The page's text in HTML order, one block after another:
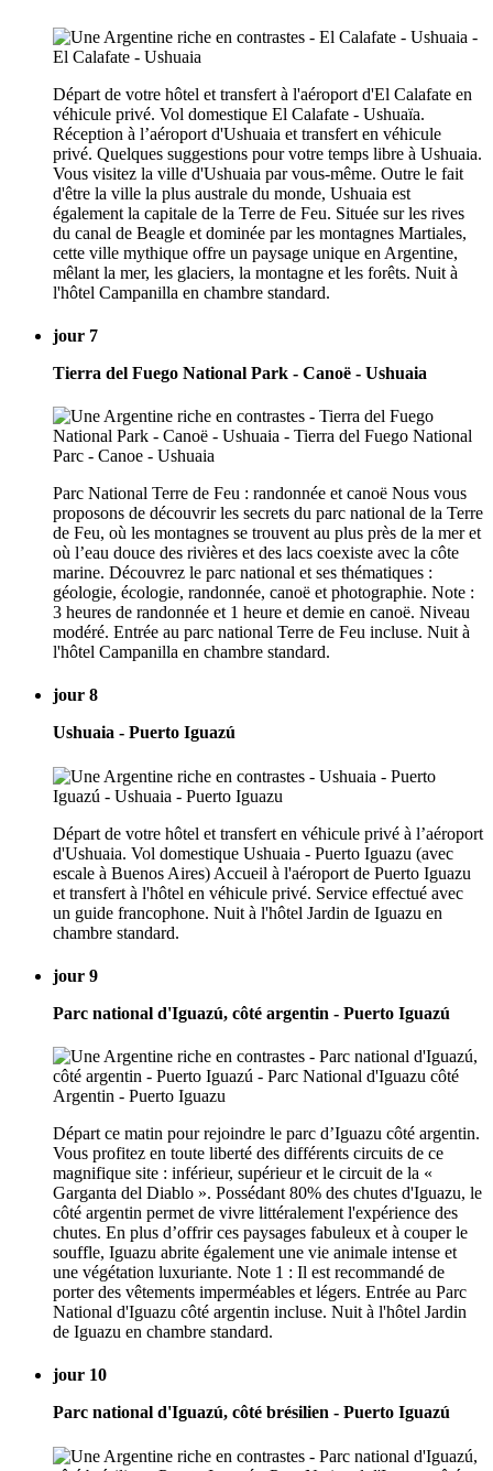
Départ de votre hôtel et transfert à l'aéroport d'El Calafate en
véhicule privé. Vol domestique El Calafate - Ushuaïa.
Réception à l’aéroport d'Ushuaia et transfert en véhicule
privé. Quelques suggestions pour votre temps libre à Ushuaia.
Vous visitez la ville d'Ushuaia par vous-même. Outre le fait
d'être la ville la plus australe du monde, Ushuaia est
également la capitale de la Terre de Feu. Située sur les rives
du canal de Beagle et dominée par les montagnes Martiales,
cette ville mythique offre un paysage unique en Argentine,
mêlant la mer, les glaciers, la montagne et les forêts. Nuit à
l'hôtel Campanilla en chambre standard.
jour 7
Tierra del Fuego National Park - Canoë - Ushuaia
Parc National Terre de Feu : randonnée et canoë Nous vous
proposons de découvrir les secrets du parc national de la Terre
de Feu, où les montagnes se trouvent au plus près de la mer et
où l’eau douce des rivières et des lacs coexiste avec la côte
marine. Découvrez le parc national et ses thématiques :
géologie, écologie, randonnée, canoë et photographie. Note :
3 heures de randonnée et 1 heure et demie en canoë. Niveau
modéré. Entrée au parc national Terre de Feu incluse. Nuit à
l'hôtel Campanilla en chambre standard.
jour 8
Ushuaia - Puerto Iguazú
Départ de votre hôtel et transfert en véhicule privé à l’aéroport
d'Ushuaia. Vol domestique Ushuaia - Puerto Iguazu (avec
escale à Buenos Aires) Accueil à l'aéroport de Puerto Iguazu
et transfert à l'hôtel en véhicule privé. Service effectué avec
un guide francophone. Nuit à l'hôtel Jardin de Iguazu en
chambre standard.
jour 9
Parc national d'Iguazú, côté argentin - Puerto Iguazú
Départ ce matin pour rejoindre le parc d’Iguazu côté argentin.
Vous profitez en toute liberté des différents circuits de ce
magnifique site : inférieur, supérieur et le circuit de la «
Garganta del Diablo ». Possédant 80% des chutes d'Iguazu, le
côté argentin permet de vivre littéralement l'expérience des
chutes. En plus d’offrir ces paysages fabuleux et à couper le
souffle, Iguazu abrite également une vie animale intense et
une végétation luxuriante. Note 1 : Il est recommandé de
porter des vêtements imperméables et légers. Entrée au Parc
National d'Iguazu côté argentin incluse. Nuit à l'hôtel Jardin
de Iguazu en chambre standard.
jour 10
Parc national d'Iguazú, côté brésilien - Puerto Iguazú